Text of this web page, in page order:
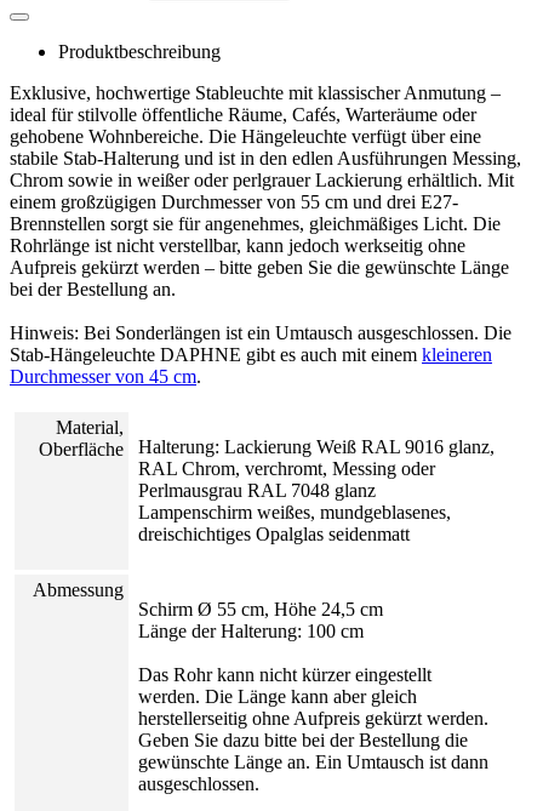
Produktbeschreibung
Exklusive, hochwertige Stableuchte mit klassischer Anmutung –
ideal für stilvolle öffentliche Räume, Cafés, Warteräume oder
gehobene Wohnbereiche. Die Hängeleuchte verfügt über eine
stabile Stab-Halterung und ist in den edlen Ausführungen Messing,
Chrom sowie in weißer oder perlgrauer Lackierung erhältlich. Mit
einem großzügigen Durchmesser von 55 cm und drei E27-
Brennstellen sorgt sie für angenehmes, gleichmäßiges Licht. Die
Rohrlänge ist nicht verstellbar, kann jedoch werkseitig ohne
Aufpreis gekürzt werden – bitte geben Sie die gewünschte Länge
bei der Bestellung an.
Hinweis: Bei Sonderlängen ist ein Umtausch ausgeschlossen. Die
Stab-Hängeleuchte DAPHNE gibt es auch mit einem kleineren
Durchmesser von 45 cm.
Material,
Oberfläche
Halterung: Lackierung Weiß RAL 9016 glanz,
RAL Chrom, verchromt, Messing oder
Perlmausgrau RAL 7048 glanz
Lampenschirm weißes, mundgeblasenes,
dreischichtiges Opalglas seidenmatt
Abmessung
Schirm Ø 55 cm, Höhe 24,5 cm
Länge der Halterung: 100 cm
Das Rohr kann nicht kürzer eingestellt
werden. Die Länge kann aber gleich
herstellerseitig ohne Aufpreis gekürzt werden.
Geben Sie dazu bitte bei der Bestellung die
gewünschte Länge an. Ein Umtausch ist dann
ausgeschlossen.